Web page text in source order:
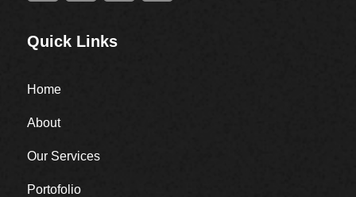
Quick Links
Home
About
Our Services
Portofolio